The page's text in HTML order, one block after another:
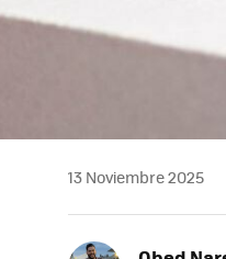
13 Noviembre 2025